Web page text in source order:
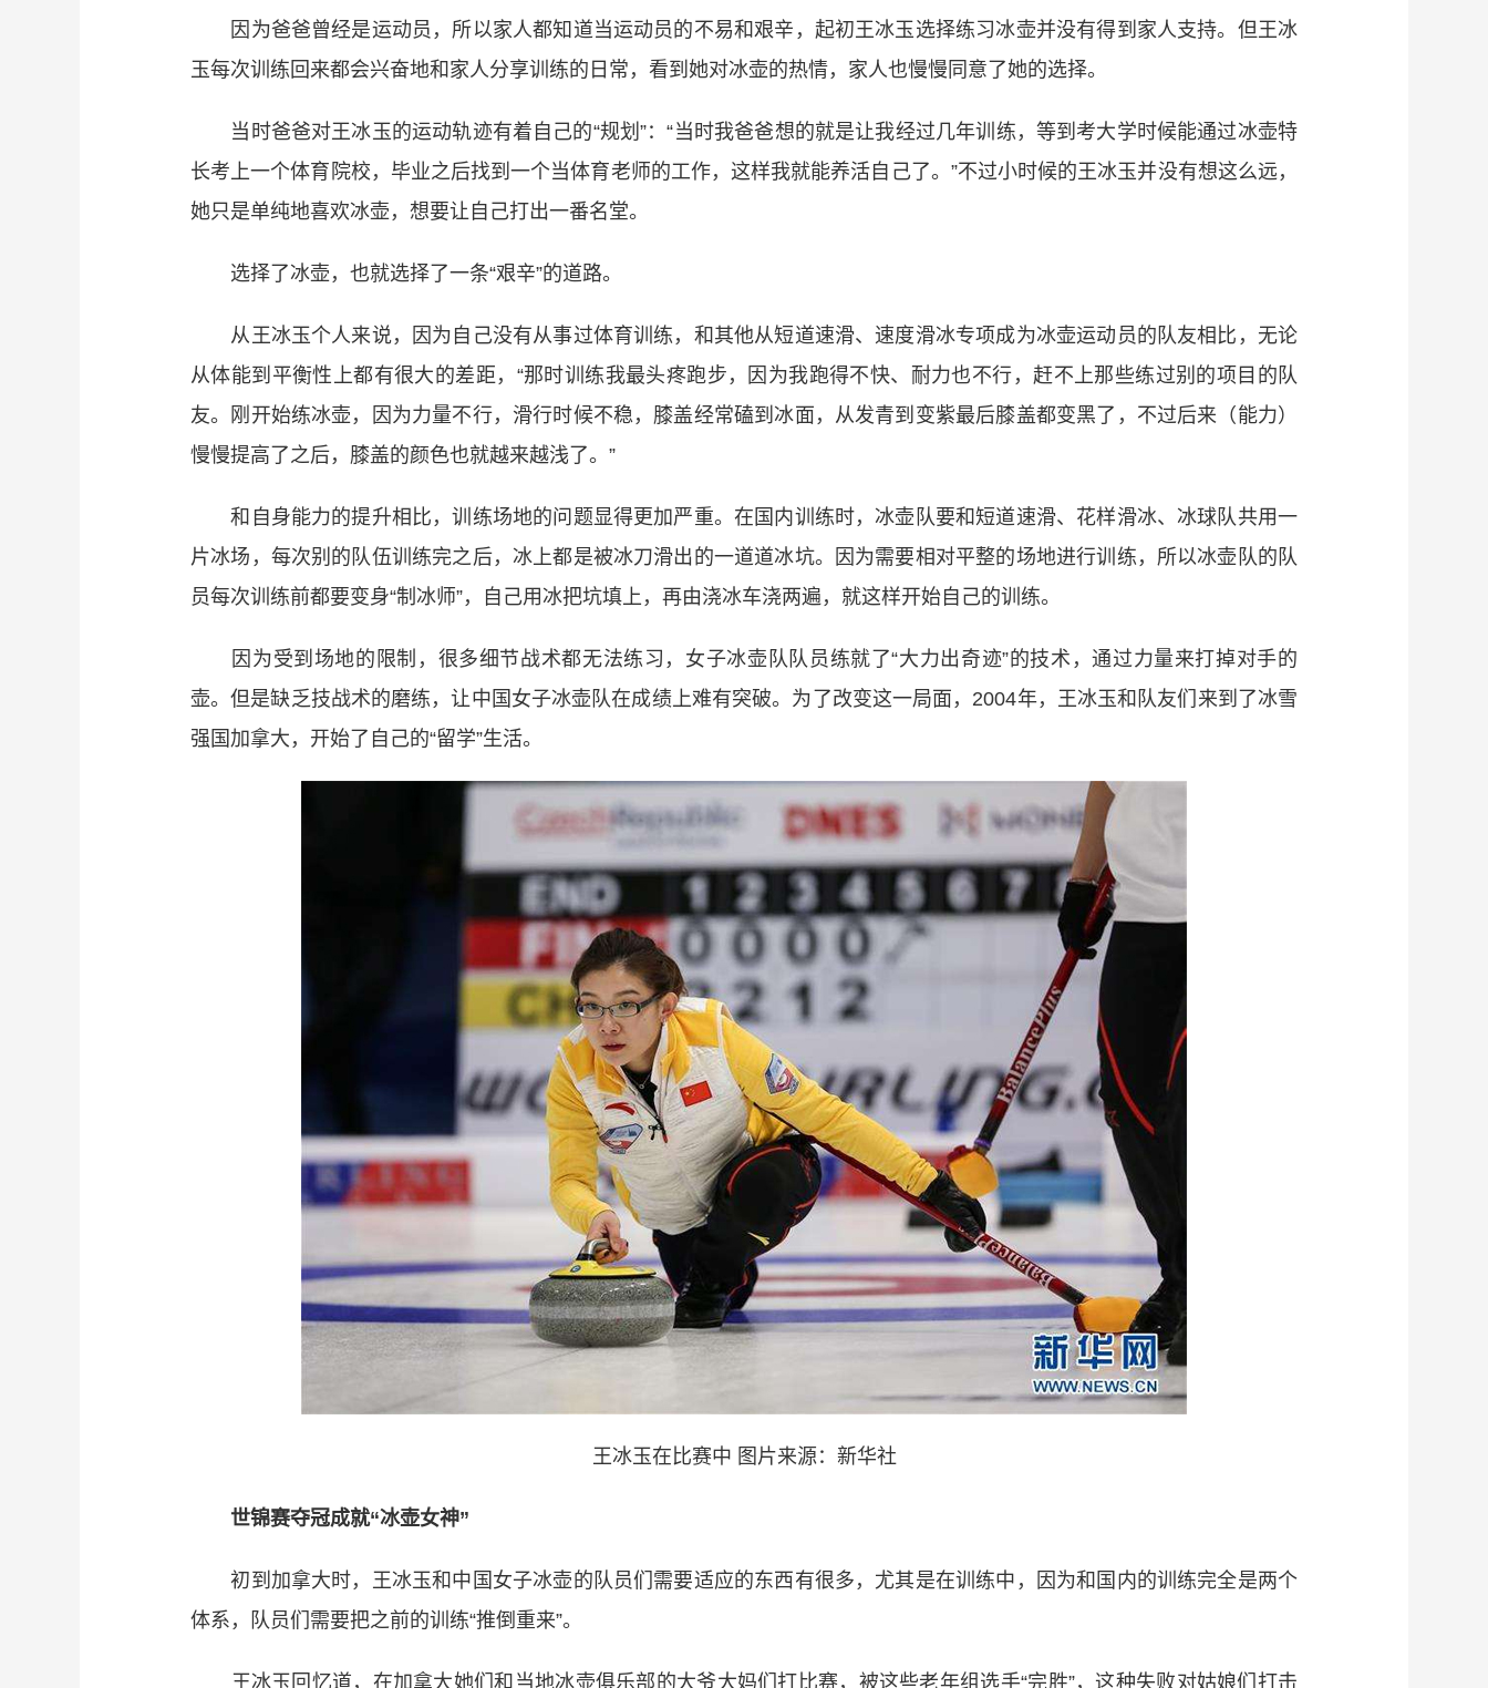
因为爸爸曾经是运动员，所以家人都知道当运动员的不易和艰辛，起初王冰玉选择练习冰壶并没有得到家人支持。但王冰
玉每次训练回来都会兴奋地和家人分享训练的日常，看到她对冰壶的热情，家人也慢慢同意了她的选择。
当时爸爸对王冰玉的运动轨迹有着自己的“规划”：“当时我爸爸想的就是让我经过几年训练，等到考大学时候能通过冰壶特
长考上一个体育院校，毕业之后找到一个当体育老师的工作，这样我就能养活自己了。”不过小时候的王冰玉并没有想这么远，
她只是单纯地喜欢冰壶，想要让自己打出一番名堂。
选择了冰壶，也就选择了一条“艰辛”的道路。
从王冰玉个人来说，因为自己没有从事过体育训练，和其他从短道速滑、速度滑冰专项成为冰壶运动员的队友相比，无论
从体能到平衡性上都有很大的差距，“那时训练我最头疼跑步，因为我跑得不快、耐力也不行，赶不上那些练过别的项目的队
友。刚开始练冰壶，因为力量不行，滑行时候不稳，膝盖经常磕到冰面，从发青到变紫最后膝盖都变黑了，不过后来（能力）
慢慢提高了之后，膝盖的颜色也就越来越浅了。”
和自身能力的提升相比，训练场地的问题显得更加严重。在国内训练时，冰壶队要和短道速滑、花样滑冰、冰球队共用一
片冰场，每次别的队伍训练完之后，冰上都是被冰刀滑出的一道道冰坑。因为需要相对平整的场地进行训练，所以冰壶队的队
员每次训练前都要变身“制冰师”，自己用冰把坑填上，再由浇冰车浇两遍，就这样开始自己的训练。
因为受到场地的限制，很多细节战术都无法练习，女子冰壶队队员练就了“大力出奇迹”的技术，通过力量来打掉对手的
壶。但是缺乏技战术的磨练，让中国女子冰壶队在成绩上难有突破。为了改变这一局面，2004年，王冰玉和队友们来到了冰雪
强国加拿大，开始了自己的“留学”生活。
王冰玉在比赛中 图片来源：新华社
世锦赛夺冠成就“冰壶女神”
初到加拿大时，王冰玉和中国女子冰壶的队员们需要适应的东西有很多，尤其是在训练中，因为和国内的训练完全是两个
体系，队员们需要把之前的训练“推倒重来”。
王冰玉回忆道，在加拿大她们和当地冰壶俱乐部的大爷大妈们打比赛，被这些老年组选手“完胜”，这种失败对姑娘们打击